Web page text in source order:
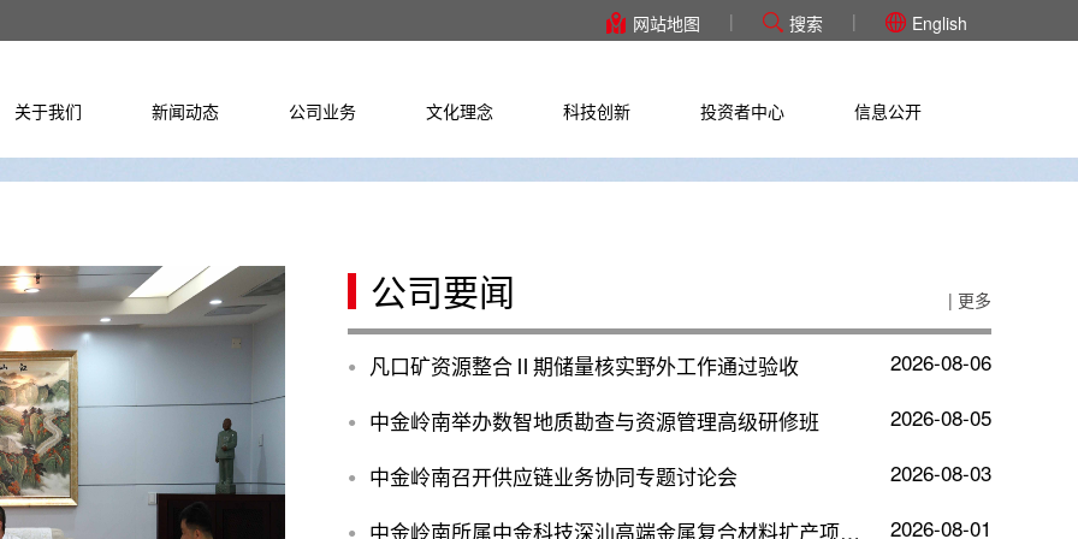
网站地图 | 搜索 | English
关于我们 新闻动态 公司业务 文化理念 科技创新 投资者中心 信息公开
| 更多
公司要闻
● 凡口矿资源整合Ⅱ期储量核实野外工作通过验收 2026-08-06
● 中金岭南举办数智地质勘查与资源管理高级研修班 2026-08-05
● 中金岭南召开供应链业务协同专题讨论会 2026-08-03
● 中金岭南所属中金科技深汕高端金属复合材料扩产项目开工 2026-08-01